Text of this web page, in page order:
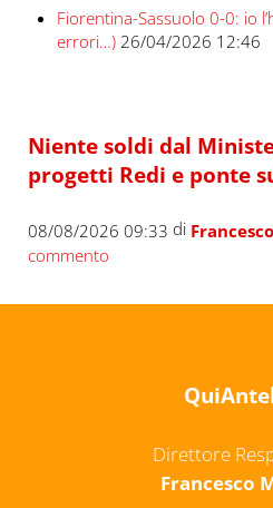
Fiorentina-Sassuolo 0-0: io
errori…) 26/04/2026 12:46
Niente soldi dal
progetti Redi e ponte
08/08/2026 09:33 di
commento
Direttore
Francesco